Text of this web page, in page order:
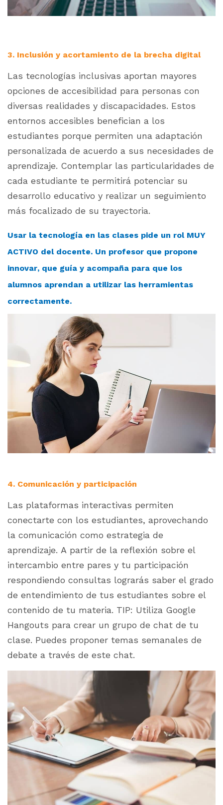
3. Inclusión y acortamiento de la brecha digital
Las tecnologías inclusivas aportan mayores
opciones de accesibilidad para personas con
diversas realidades y discapacidades. Estos
entornos accesibles benefician a los
estudiantes porque permiten una adaptación
personalizada de acuerdo a sus necesidades de
aprendizaje. Contemplar las particularidades de
cada estudiante te permitirá potenciar su
desarrollo educativo y realizar un seguimiento
más focalizado de su trayectoria.
Usar la tecnología en las clases pide un rol MUY
ACTIVO del docente. Un profesor que propone
innovar, que guía y acompaña para que los
alumnos aprendan a utilizar las herramientas
correctamente.
4. Comunicación y participación
Las plataformas interactivas permiten
conectarte con los estudiantes, aprovechando
la comunicación como estrategia de
aprendizaje. A partir de la reflexión sobre el
intercambio entre pares y tu participación
respondiendo consultas lograrás saber el grado
de entendimiento de tus estudiantes sobre el
contenido de tu materia. TIP: Utiliza Google
Hangouts para crear un grupo de chat de tu
clase. Puedes proponer temas semanales de
debate a través de este chat.